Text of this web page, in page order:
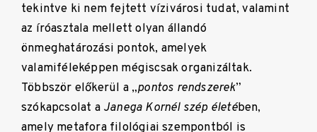
tekintve ki nem fejtett vízivárosi tudat, valamint
az íróasztala mellett olyan állandó
önmeghatározási pontok, amelyek
valamiféleképpen mégiscsak organizáltak.
Többször előkerül a „pontos rendszerek”
szókapcsolat a Janega Kornél szép életében,
amely metafora filológiai szempontból is